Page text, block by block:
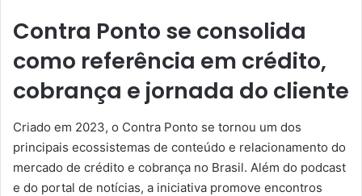
Contra Ponto se consolida
como referência em crédito,
cobrança e jornada do cliente
Criado em 2023, o Contra Ponto se tornou um dos
principais ecossistemas de conteúdo e relacionamento do
mercado de crédito e cobrança no Brasil. Além do podcast
e do portal de notícias, a iniciativa promove encontros